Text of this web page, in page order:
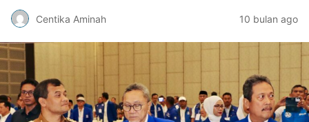
Centika Aminah 10 bulan ago